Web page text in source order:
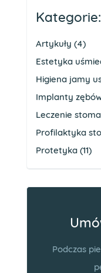
zabieg?
Kategorie:
Artykuły (4)
Estetyka
Higiena jamy
Implanty
Leczenie
Profilaktyka
Protetyka (11)
Podczas